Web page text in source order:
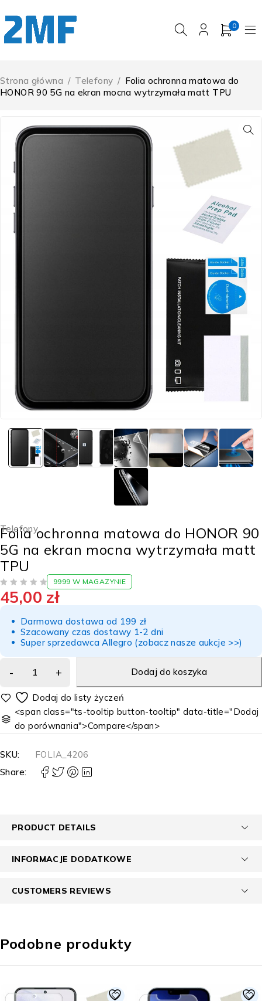
0
Strona główna / Telefony / Folia ochronna matowa do
HONOR 90 5G na ekran mocna wytrzymała matt TPU
Telefony
Folia ochronna matowa do HONOR 90
5G na ekran mocna wytrzymała matt
TPU
9999 W MAGAZYNIE
45,00 zł
Darmowa dostawa od 199 zł
Szacowany czas dostawy 1-2 dni
Super sprzedawca Allegro (zobacz nasze aukcje >>)
Dodaj do koszyka
<span class="ts-tooltip button-tooltip" data-title="Dodaj
do porównania">Compare</span>
SKU:
FOLIA_4206
Share:
PRODUCT DETAILS
INFORMACJE DODATKOWE
CUSTOMERS REVIEWS
Podobne produkty